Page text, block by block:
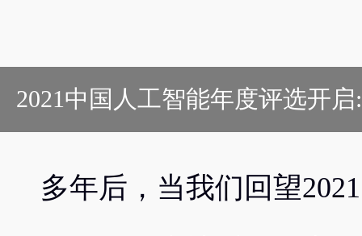
2021中国人工智能年度评选开
多年后，当我们回望